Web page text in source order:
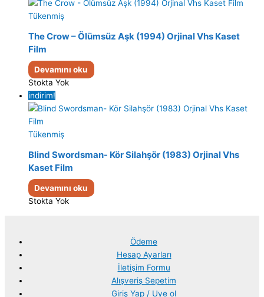
Tükenmiş
The Crow – Ölümsüz Aşk (1994) Orjinal Vhs Kaset
Film
Devamını oku
Stokta Yok
indirim!
Tükenmiş
Blind Swordsman- Kör Silahşör (1983) Orjinal Vhs
Kaset Film
Devamını oku
Stokta Yok
Ödeme
Hesap Ayarları
İletişim Formu
Alışveriş Sepetim
Giriş Yap / Uye ol